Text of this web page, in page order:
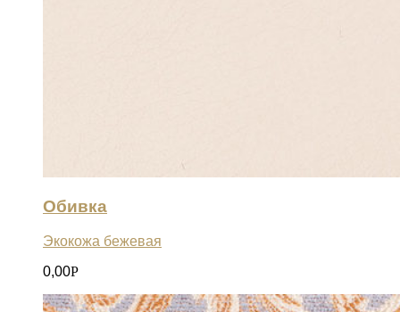
Обивка
Экокожа бежевая
0,00Р